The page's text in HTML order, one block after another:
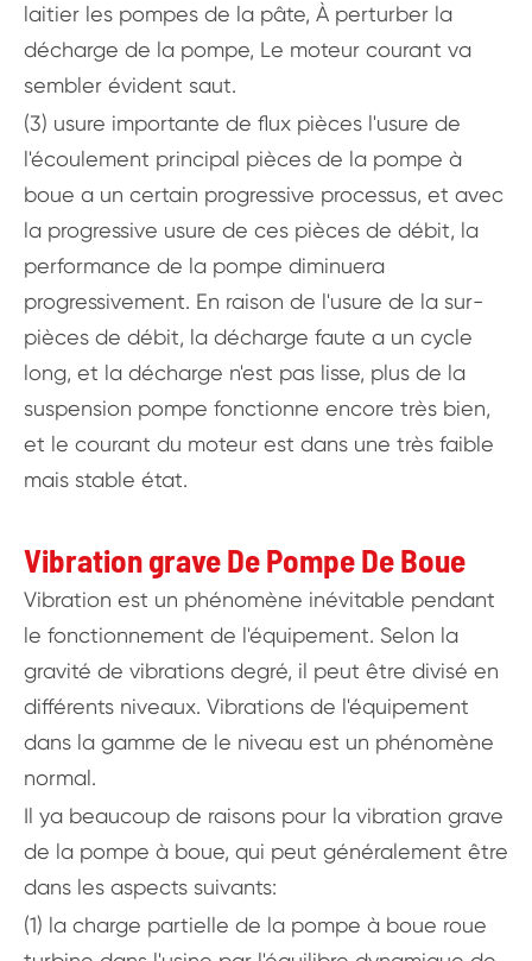
laitier les pompes de la pâte, À perturber la
décharge de la pompe, Le moteur courant va
sembler évident saut.
(3) usure importante de flux pièces l'usure de
l'écoulement principal pièces de la pompe à
boue a un certain progressive processus, et avec
la progressive usure de ces pièces de débit, la
performance de la pompe diminuera
progressivement. En raison de l'usure de la sur-
pièces de débit, la décharge faute a un cycle
long, et la décharge n'est pas lisse, plus de la
suspension pompe fonctionne encore très bien,
et le courant du moteur est dans une très faible
mais stable état.
Vibration grave De Pompe De Boue
Vibration est un phénomène inévitable pendant
le fonctionnement de l'équipement. Selon la
gravité de vibrations degré, il peut être divisé en
différents niveaux. Vibrations de l'équipement
dans la gamme de le niveau est un phénomène
normal.
Il ya beaucoup de raisons pour la vibration grave
de la pompe à boue, qui peut généralement être
dans les aspects suivants:
(1) la charge partielle de la pompe à boue roue